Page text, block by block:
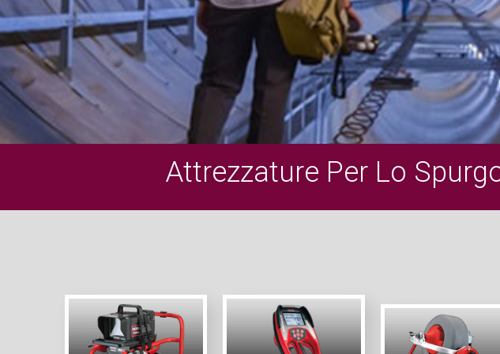
Attrezzature Per Lo